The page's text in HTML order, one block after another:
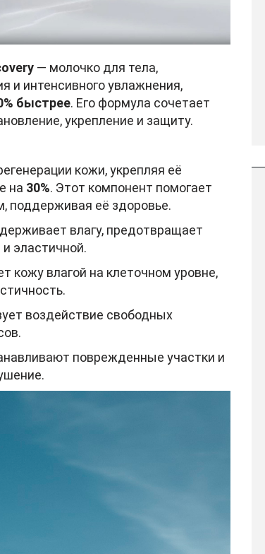
— молочко для тела,
и интенсивного увлажнения,
быстрее. Его формула сочетает
укрепление и защиту.
кожи, укрепляя её
на 30%. Этот компонент помогает
поддерживая её здоровье.
влагу, предотвращает
эластичной.
кожу влагой на клеточном уровне,
воздействие свободных
поврежденные участки и